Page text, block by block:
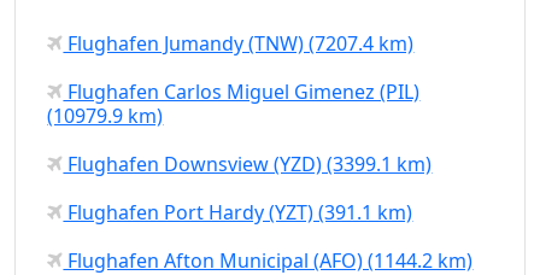
Flughafen Jumandy (TNW) (7207.4 km)
Flughafen Carlos Miguel Gimenez (PIL)
(10979.9 km)
Flughafen Downsview (YZD) (3399.1 km)
Flughafen Port Hardy (YZT) (391.1 km)
Flughafen Afton Municipal (AFO) (1144.2 km)